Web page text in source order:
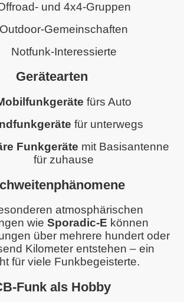
und 4x4-Gruppen
Outdoor-Gemeinschaften
Notfunk-Interessierte
Gerätearten
fürs Auto
für unterwegs
Funkgeräte mit Basisantenne
für zuhause
atmosphärischen
wie Sporadic-E können
über mehrere hundert oder
Kilometer entstehen – ein
für viele Funkbegeisterte.
Funk als Hobby